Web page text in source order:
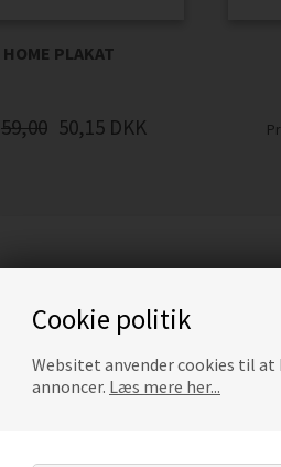
Cookie politik
Websitet anvender cookies til
annoncer. Læs mere her...
HOME PLAKAT
59,00 50,15 DKK
2 smukke
Her er en
afsted. Kender